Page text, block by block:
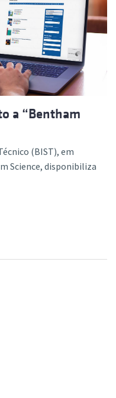
a “Bentham
(BIST), em
Science, disponibiliza